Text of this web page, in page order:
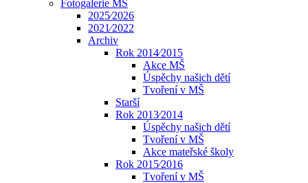
Fotogalerie MŠ
2025⁄2026
2021⁄2022
Archiv
Rok 2014⁄2015
Akce MŠ
Úspěchy našich dětí
Tvoření v MŠ
Starší
Rok 2013⁄2014
Úspěchy našich dětí
Tvoření v MŠ
Akce mateřské školy
Rok 2015⁄2016
Tvoření v MŠ